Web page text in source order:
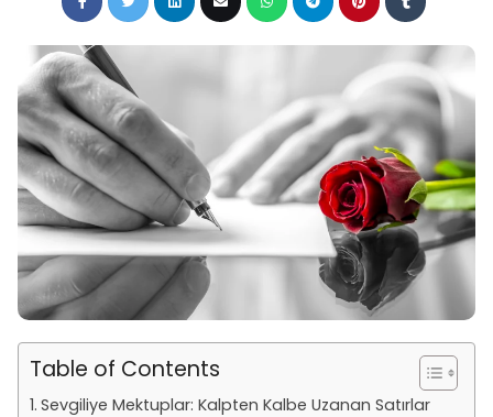
Table of Contents
Sevgiliye Mektuplar: Kalpten Kalbe Uzanan Satırlar